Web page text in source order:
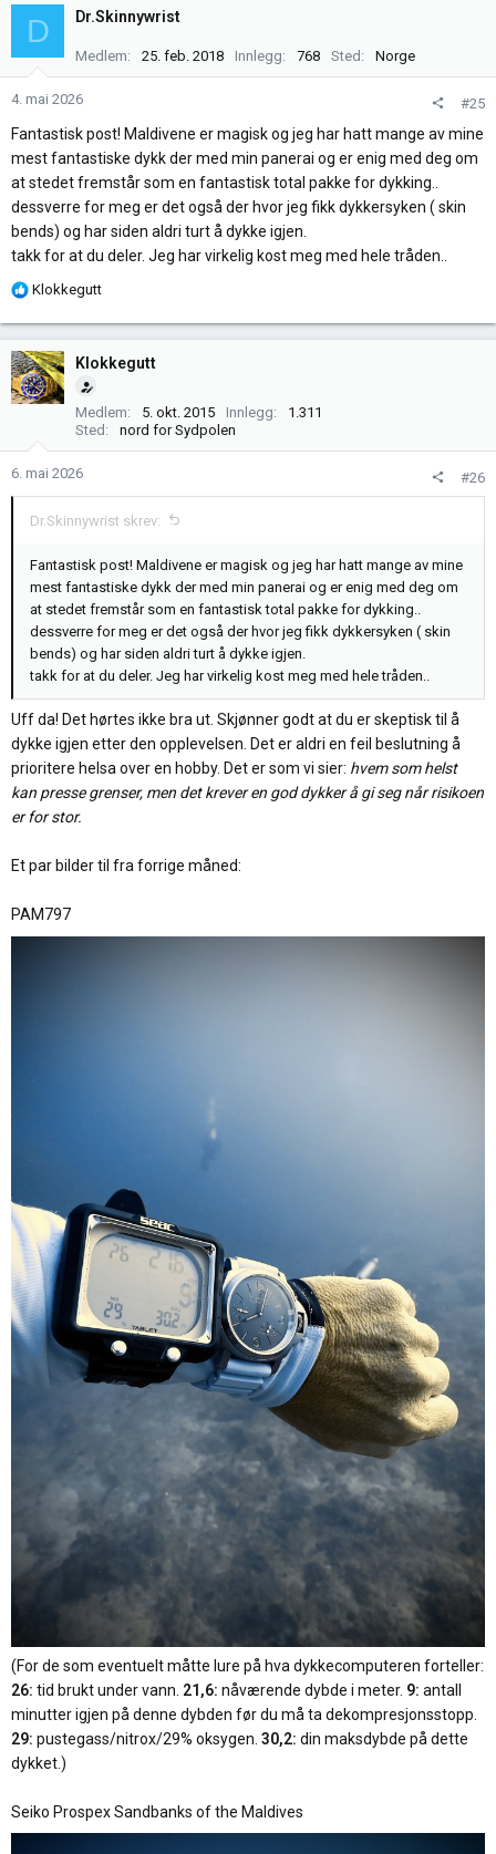
k
s
o
n
r
:
D Dr.Skinnywrist
Medlem 25. feb. 2018 Innlegg 768 Sted Norge
4. mai 2026 #25
Fantastisk post! Maldivene er magisk og jeg har hatt mange av mine
mest fantastiske dykk der med min panerai og er enig med deg om
at stedet fremstår som en fantastisk total pakke for dykking..
dessverre for meg er det også der hvor jeg fikk dykkersyken ( skin
bends) og har siden aldri turt å dykke igjen.
takk for at du deler. Jeg har virkelig kost meg med hele tråden..
R
k
s
j
Klokkegutt
Klokkegutt
Medlem 5. okt. 2015 Innlegg
1.311
Sted
nord for Sydpolen
6. mai 2026 #26
Dr.Skinnywrist skrev:
Fantastisk post! Maldivene er magisk og jeg har hatt mange av mine
mest fantastiske dykk der med min panerai og er enig med deg om
at stedet fremstår som en fantastisk total pakke for dykking..
dessverre for meg er det også der hvor jeg fikk dykkersyken ( skin
bends) og har siden aldri turt å dykke igjen.
takk for at du deler. Jeg har virkelig kost meg med hele tråden..
Uff da! Det hørtes ikke bra ut. Skjønner godt at du er skeptisk til å
dykke igjen etter den opplevelsen. Det er aldri en feil beslutning å
prioritere helsa over en hobby. Det er som vi sier: hvem som helst
kan presse grenser, men det krever en god dykker å gi seg når risikoen
er for stor.
Et par bilder til fra forrige måned:
PAM797
(For de som eventuelt måtte lure på hva dykkecomputeren forteller:
26: tid brukt under vann. 21,6: nåværende dybde i meter. 9: antall
minutter igjen på denne dybden før du må ta dekompresjonsstopp.
29: pustegass/nitrox/29% oksygen. 30,2: din maksdybde på dette
dykket.)
Seiko Prospex Sandbanks of the Maldives